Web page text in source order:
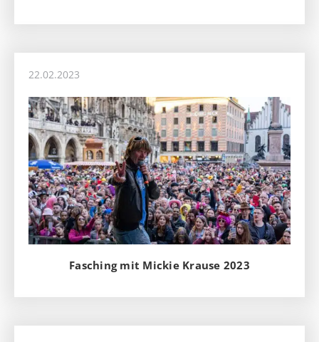
22.02.2023
Fasching mit Mickie Krause 2023